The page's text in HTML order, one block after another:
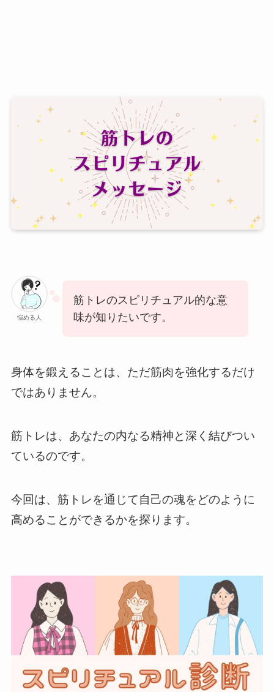
悩める人
筋トレのスピリチュアル的な意
味が知りたいです。
身体を鍛えることは、ただ筋肉を強化するだけ
ではありません。
筋トレは、あなたの内なる精神と深く結びつい
ているのです。
今回は、筋トレを通じて自己の魂をどのように
高めることができるかを探ります。